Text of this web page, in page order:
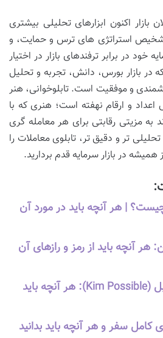
بازار اکنون ابزارهای تحلیلی بیشتری
تشخیص استراتژی های ترس و حمایت، و
خود در برابر ترفندهای بازار در اختیار
در بازار بورس، دانش، تجربه و تحلیل
و موفقیت است. تابلوخوانی، هنر
و ارقام نهفته است؛ هنری که با
به مزیتی رقابتی برای هر معامله گری
تر و دقیق تر، تابلوی معاملات را
در بازار سرمایه قدم بردارید.
| هر آنچه باید در مورد آن
آنچه باید از رمز و رازهای آن
انیمیشن کیم پاسیبل (Kim Possible): هر آنچه باید
کامل سفر و هر آنچه باید بدانید